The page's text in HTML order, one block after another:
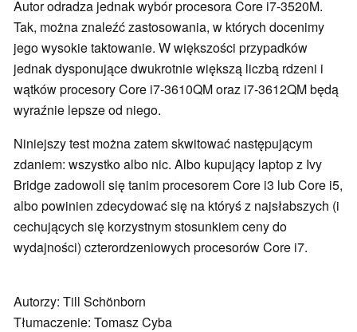
Autor odradza jednak wybór procesora Core i7-3520M.
Tak, można znaleźć zastosowania, w których docenimy
jego wysokie taktowanie. W większości przypadków
jednak dysponujące dwukrotnie większą liczbą rdzeni i
wątków procesory Core i7-3610QM oraz i7-3612QM będą
wyraźnie lepsze od niego.
Niniejszy test można zatem skwitować następującym
zdaniem: wszystko albo nic. Albo kupujący laptop z Ivy
Bridge zadowoli się tanim procesorem Core i3 lub Core i5,
albo powinien zdecydować się na któryś z najsłabszych (i
cechujących się korzystnym stosunkiem ceny do
wydajności) czterordzeniowych procesorów Core i7.
Autorzy: Till Schönborn
Tłumaczenie: Tomasz Cyba